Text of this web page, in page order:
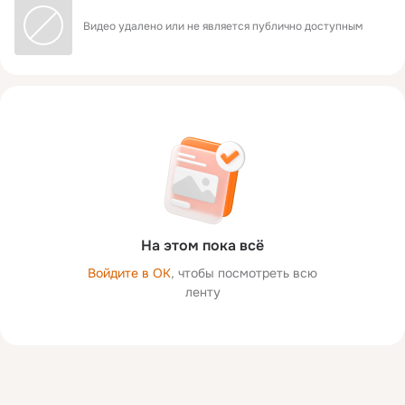
тон можно также использовать для очищения
пространства : включите и занимайтесь делами,
#Эзотерика #ТАЙНЫЕ_ЗНАНИЯ
Видео удалено или не является публично доступным
На этом пока всё
Войдите в ОК, чтобы посмотреть всю
ленту